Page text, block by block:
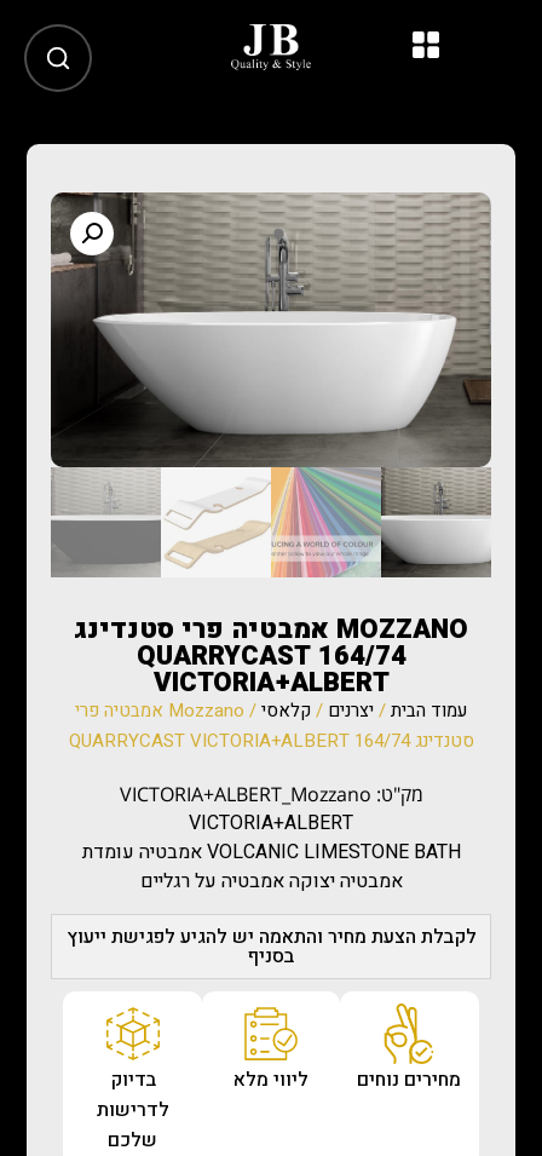
MOZZANO אמבטיה פרי סטנדינג
164/74 QUARRYCAST
VICTORIA+ALBERT
עמוד הבית/ יצרנים / קלאסי
/ Mozzano אמבטיה פרי
סטנדינג 164/74 QUARRYCAST VICTORIA+ALBERT
מק"ט: VICTORIA+ALBERT_Mozzano
VICTORIA+ALBERT
VOLCANIC LIMESTONE BATH אמבטיה עומדת
אמבטיה יצוקה אמבטיה על רגליים
לקבלת הצעת מחיר והתאמה יש להגיע לפגישת ייעוץ
בסניף
מחירים נוחים ליווי מלא
בדיוק
לדרישות
שלכם